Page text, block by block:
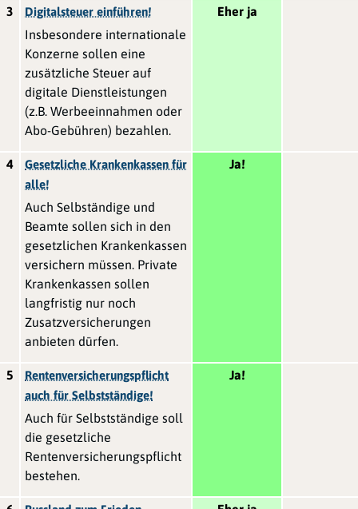
3 Digitalsteuer einführen!
Insbesondere internationale
Konzerne sollen eine
zusätzliche Steuer auf
digitale Dienstleistungen
(z.B. Werbeeinnahmen oder
Abo-Gebühren) bezahlen.
Eher ja
4
Gesetzliche Krankenkassen für
alle!
Auch Selbständige und
Beamte sollen sich in den
gesetzlichen Krankenkassen
versichern müssen. Private
Krankenkassen sollen
langfristig nur noch
Zusatzversicherungen
anbieten dürfen.
Ja!
5
Rentenversicherungspflicht
auch für Selbstständige!
Auch für Selbstständige soll
die gesetzliche
Rentenversicherungspflicht
bestehen.
Ja!